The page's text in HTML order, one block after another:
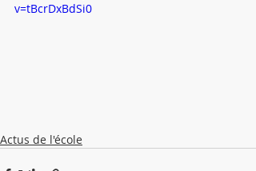
v=tBcrDxBdSi0
Actus de l'école